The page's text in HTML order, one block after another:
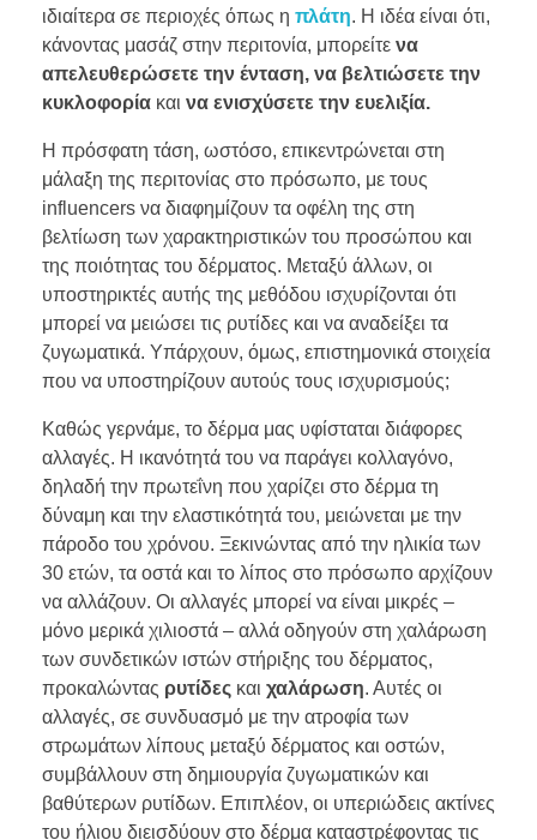
ιδιαίτερα σε περιοχές όπως η πλάτη. Η ιδέα είναι ότι,
κάνοντας μασάζ στην περιτονία, μπορείτε να
απελευθερώσετε την ένταση, να βελτιώσετε την
κυκλοφορία και να ενισχύσετε την ευελιξία.
Η πρόσφατη τάση, ωστόσο, επικεντρώνεται στη
μάλαξη της περιτονίας στο πρόσωπο, με τους
influencers να διαφημίζουν τα οφέλη της στη
βελτίωση των χαρακτηριστικών του προσώπου και
της ποιότητας του δέρματος. Μεταξύ άλλων, οι
υποστηρικτές αυτής της μεθόδου ισχυρίζονται ότι
μπορεί να μειώσει τις ρυτίδες και να αναδείξει τα
ζυγωματικά. Υπάρχουν, όμως, επιστημονικά στοιχεία
που να υποστηρίζουν αυτούς τους ισχυρισμούς;
Καθώς γερνάμε, το δέρμα μας υφίσταται διάφορες
αλλαγές. Η ικανότητά του να παράγει κολλαγόνο,
δηλαδή την πρωτεΐνη που χαρίζει στο δέρμα τη
δύναμη και την ελαστικότητά του, μειώνεται με την
πάροδο του χρόνου. Ξεκινώντας από την ηλικία των
30 ετών, τα οστά και το λίπος στο πρόσωπο αρχίζουν
να αλλάζουν. Οι αλλαγές μπορεί να είναι μικρές –
μόνο μερικά χιλιοστά – αλλά οδηγούν στη χαλάρωση
των συνδετικών ιστών στήριξης του δέρματος,
προκαλώντας ρυτίδες και χαλάρωση. Αυτές οι
αλλαγές, σε συνδυασμό με την ατροφία των
στρωμάτων λίπους μεταξύ δέρματος και οστών,
συμβάλλουν στη δημιουργία ζυγωματικών και
βαθύτερων ρυτίδων. Επιπλέον, οι υπεριώδεις ακτίνες
του ήλιου διεισδύουν στο δέρμα καταστρέφοντας τις